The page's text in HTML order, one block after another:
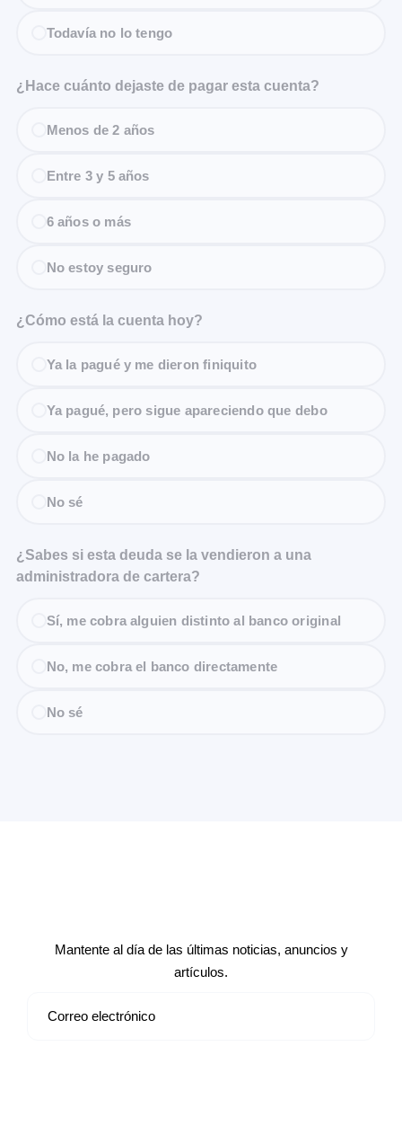
Todavía no lo tengo
¿Hace cuánto dejaste de pagar esta cuenta?
Menos de 2 años
Entre 3 y 5 años
6 años o más
No estoy seguro
¿Cómo está la cuenta hoy?
Ya la pagué y me dieron finiquito
Ya pagué, pero sigue apareciendo que debo
No la he pagado
No sé
¿Sabes si esta deuda se la vendieron a una
administradora de cartera?
Sí, me cobra alguien distinto al banco original
No, me cobra el banco directamente
No sé
Mantente al día de las últimas noticias, anuncios y
artículos.